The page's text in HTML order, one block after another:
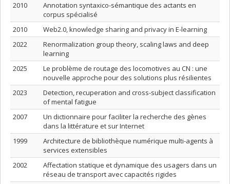
2010
Annotation syntaxico-sémantique des actants en
corpus spécialisé
2010
Web2.0, knowledge sharing and privacy in E-learning
2022
Renormalization group theory, scaling laws and deep
learning
2025
Le problème de routage des locomotives au CN : une
nouvelle approche pour des solutions plus résilientes
2023
Detection, recuperation and cross-subject classification
of mental fatigue
2007
Un dictionnaire pour faciliter la recherche des gènes
dans la littérature et sur Internet
1999
Architecture de bibliothèque numérique multi-agents à
services extensibles
2002
Affectation statique et dynamique des usagers dans un
réseau de transport avec capacités rigides